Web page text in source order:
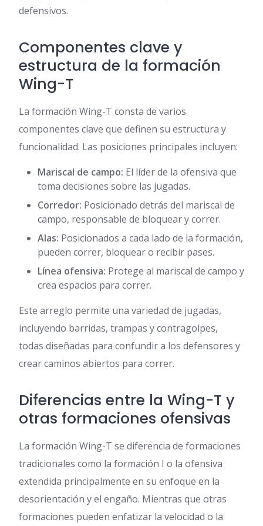
defensivos.
Componentes clave y
estructura de la formación
Wing-T
La formación Wing-T consta de varios
componentes clave que definen su estructura y
funcionalidad. Las posiciones principales incluyen:
Mariscal de campo: El líder de la ofensiva que
toma decisiones sobre las jugadas.
Corredor: Posicionado detrás del mariscal de
campo, responsable de bloquear y correr.
Alas: Posicionados a cada lado de la formación,
pueden correr, bloquear o recibir pases.
Línea ofensiva: Protege al mariscal de campo y
crea espacios para correr.
Este arreglo permite una variedad de jugadas,
incluyendo barridas, trampas y contragolpes,
todas diseñadas para confundir a los defensores y
crear caminos abiertos para correr.
Diferencias entre la Wing-T y
otras formaciones ofensivas
La formación Wing-T se diferencia de formaciones
tradicionales como la formación I o la ofensiva
extendida principalmente en su enfoque en la
desorientación y el engaño. Mientras que otras
formaciones pueden enfatizar la velocidad o la